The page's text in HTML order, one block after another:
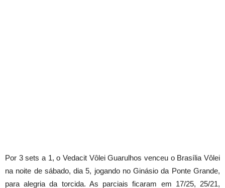
Por 3 sets a 1, o Vedacit Vôlei Guarulhos venceu o Brasília Vôlei
na noite de sábado, dia 5, jogando no Ginásio da Ponte Grande,
para alegria da torcida. As parciais ficaram em 17/25, 25/21,